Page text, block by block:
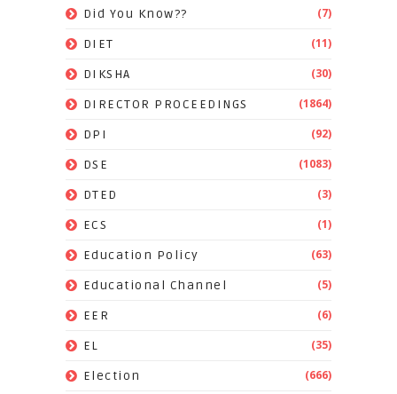
Did You Know?? (7)
DIET (11)
DIKSHA (30)
DIRECTOR PROCEEDINGS (1864)
DPI (92)
DSE (1083)
DTED (3)
ECS (1)
Education Policy (63)
Educational Channel (5)
EER (6)
EL (35)
Election (666)